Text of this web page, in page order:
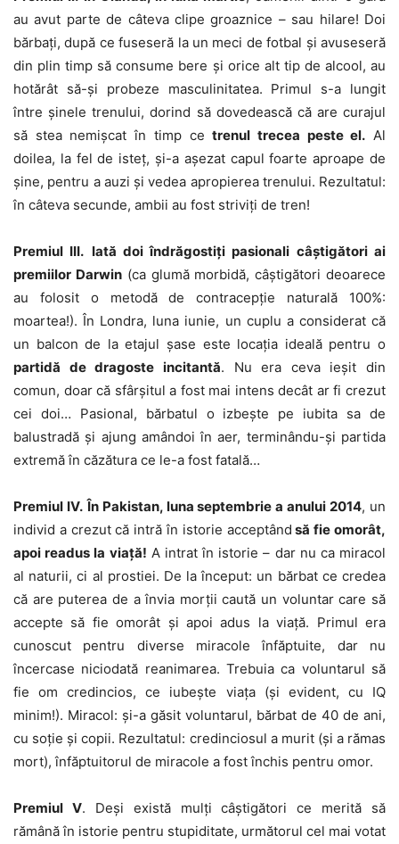
au avut parte de câteva clipe groaznice – sau hilare! Doi
bărbați, după ce fuseseră la un meci de fotbal și avuseseră
din plin timp să consume bere și orice alt tip de alcool, au
hotărât să-și probeze masculinitatea. Primul s-a lungit
între șinele trenului, dorind să dovedească că are curajul
să stea nemișcat în timp cetrenul trecea peste el. Al
doilea, la fel de isteț, și-a așezat capul foarte aproape de
șine, pentru a auzi și vedea apropierea trenului. Rezultatul:
în câteva secunde, ambii au fost striviți de tren!
Premiul III. Iată doi îndrăgostiți pasionali câștigători ai
premiilor Darwin(ca glumă morbidă, câștigători deoarece
au folosit o metodă de contracepție naturală 100%:
moartea!). În Londra, luna iunie, un cuplu a considerat că
un balcon de la etajul șase este locația ideală pentru o
partidă de dragoste incitantă. Nu era ceva ieșit din
comun, doar că sfârșitul a fost mai intens decât ar fi crezut
cei doi… Pasional, bărbatul o izbește pe iubita sa de
balustradă și ajung amândoi în aer, terminându-și partida
extremă în căzătura ce le-a fost fatală…
Premiul IV. În Pakistan, luna septembrie a anului 2014, un
individ a crezut că intră în istorie acceptând să fie omorât,
apoi readus la viață! A intrat în istorie – dar nu ca miracol
al naturii, ci al prostiei. De la început: un bărbat ce credea
că are puterea de a învia morții caută un voluntar care să
accepte să fie omorât și apoi adus la viață. Primul era
cunoscut pentru diverse miracole înfăptuite, dar nu
încercase niciodată reanimarea. Trebuia ca voluntarul să
fie om credincios, ce iubește viața (și evident, cu IQ
minim!). Miracol: și-a găsit voluntarul, bărbat de 40 de ani,
cu soție și copii. Rezultatul: credinciosul a murit (și a rămas
mort), înfăptuitorul de miracole a fost închis pentru omor.
Premiul V. Deși există mulți câștigători ce merită să
rămână în istorie pentru stupiditate, următorul cel mai votat